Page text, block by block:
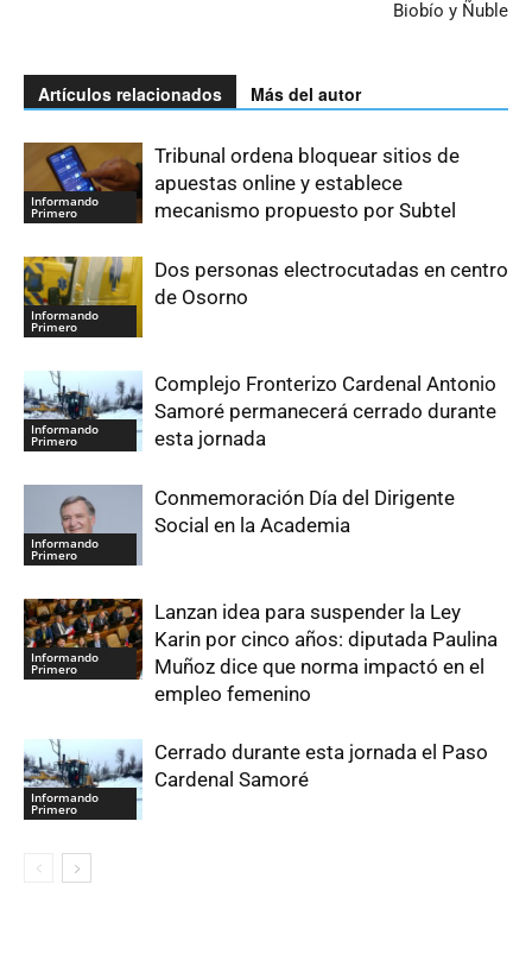
Biobío y Ñuble
Artículos relacionados Más del autor
Informando
Primero
Tribunal ordena bloquear sitios de
apuestas online y establece
mecanismo propuesto por Subtel
Informando
Primero
Dos personas electrocutadas en centro
de Osorno
Informando
Primero
Complejo Fronterizo Cardenal Antonio
Samoré permanecerá cerrado durante
esta jornada
Informando
Primero
Conmemoración Día del Dirigente
Social en la Academia
Informando
Primero
Lanzan idea para suspender la Ley
Karin por cinco años: diputada Paulina
Muñoz dice que norma impactó en el
empleo femenino
Informando
Primero
Cerrado durante esta jornada el Paso
Cardenal Samoré